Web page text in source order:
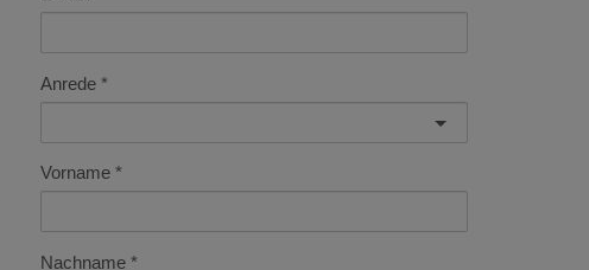
Anrede
Vorname
Nachname